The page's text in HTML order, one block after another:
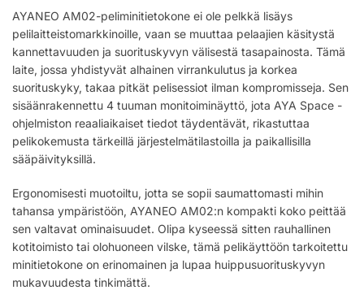
AYANEO AM02-peliminitietokone ei ole pelkkä lisäys
pelilaitteistomarkkinoille, vaan se muuttaa pelaajien käsitystä
kannettavuuden ja suorituskyvyn välisestä tasapainosta. Tämä
laite, jossa yhdistyvät alhainen virrankulutus ja korkea
suorituskyky, takaa pitkät pelisessiot ilman kompromisseja. Sen
sisäänrakennettu 4 tuuman monitoiminäyttö, jota AYA Space -
ohjelmiston reaaliaikaiset tiedot täydentävät, rikastuttaa
pelikokemusta tärkeillä järjestelmätilastoilla ja paikallisilla
sääpäivityksillä.
Ergonomisesti muotoiltu, jotta se sopii saumattomasti mihin
tahansa ympäristöön, AYANEO AM02:n kompakti koko peittää
sen valtavat ominaisuudet. Olipa kyseessä sitten rauhallinen
kotitoimisto tai olohuoneen vilske, tämä pelikäyttöön tarkoitettu
minitietokone on erinomainen ja lupaa huippusuorituskyvyn
mukavuudesta tinkimättä.